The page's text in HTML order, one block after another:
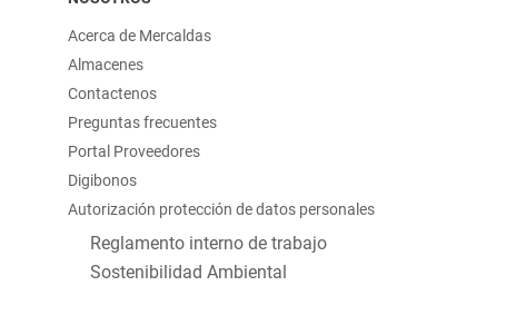
Acerca de Mercaldas
Almacenes
Contactenos
Preguntas frecuentes
Portal Proveedores
Digibonos
Autorización protección de datos personales
Reglamento interno de trabajo
Sostenibilidad Ambiental